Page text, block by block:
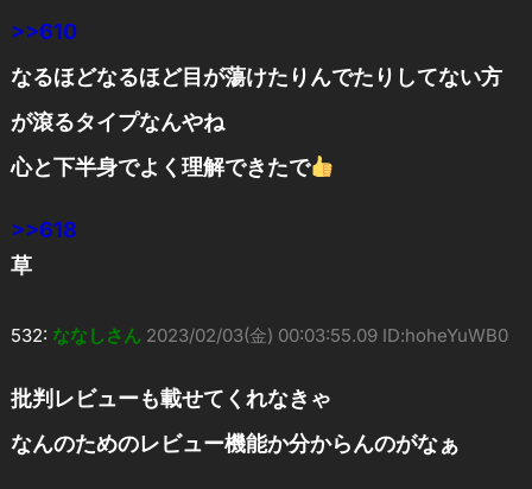
>>610
なるほどなるほど目が蕩けたりんでたりしてない方
が滾るタイプなんやね
心と下半身でよく理解できたで
>>618
草
532: ななしさん 2023/02/03(金) 00:03:55.09 ID:hoheYuWB0
批判レビューも載せてくれなきゃ
なんのためのレビュー機能か分からんのがなぁ